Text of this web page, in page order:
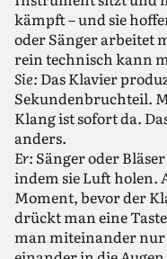
kämpft – und sie
oder Sänger arbeitet
rein technisch kann
Sie: Das Klavier
Sekundenbruchteil.
Klang ist sofort da.
anders.
Er: Sänger oder
indem sie Luft holen.
Moment, bevor der
drückt man eine
man miteinander